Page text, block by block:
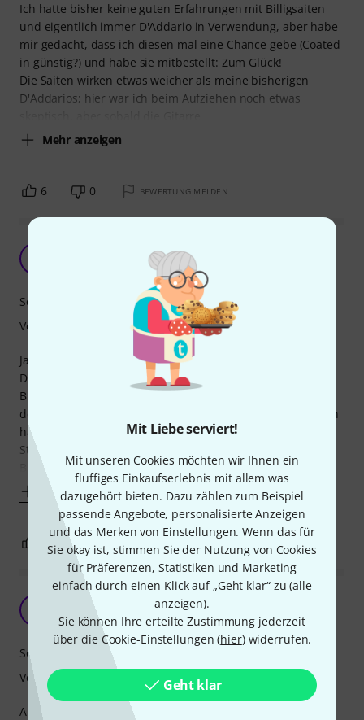
Mit Liebe serviert!
Mit unseren Cookies möchten wir Ihnen ein
fluffiges Einkaufserlebnis mit allem was
dazugehört bieten. Dazu zählen zum Beispiel
passende Angebote, personalisierte Anzeigen
und das Merken von Einstellungen. Wenn das für
Sie okay ist, stimmen Sie der Nutzung von Cookies
für Präferenzen, Statistiken und Marketing
einfach durch einen Klick auf „Geht klar“ zu (alle
anzeigen).
Sie können Ihre erteilte Zustimmung jederzeit
über die Cookie-Einstellungen (hier) widerrufen.
Geht klar
Ich hatte bisher keine guten Erfahrungen mit Billigsaiten
und eigentlich immer D'Addario in Verwendung, aber habe
mir gedacht, dass ich diesen mal eine Chance gebe (Coated
in günstig?) und habe sie mitbestellt: Zum Glück!
Die Saiten wirken etwas weicher als meine bisherigen
D'Addarios; hier war ich beim Aufziehen noch etwas
Mehr anzeigen
6 0 BEWERTUNG MELDEN
Ohne Tremolo völlig ausreichend
Zera 05.01.2022
Ja... ich finde diese Saiten einfach toll.
Der Preis stimmt einfach und bei Gitarren mit starrer
Brücke kommt man super zurecht. Okay man muss nach
dem Aufziehen gut stretchen und immer wieder alle Saiten
hart anschlagen und nachstimmen. Dann halten sie die
Stimmung in ausreichender Weise. Jedoch nur mit starrer
Bridge. Die Haltbarkeit is auch völlig iO. Ich nutze
Mehr anzeigen
Sound
Verarbeitung
0 BEWERTUNG MELDEN
Bin Überrascht
Der Peter 04.09.2020
Ausprobieren, dann Loben oder Meckern dachte ich mir
Sound
Verarbeitung